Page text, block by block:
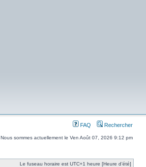
FAQ Rechercher
Nous sommes actuellement le Ven Août 07, 2026 9:12 pm
Le fuseau horaire est UTC+1 heure [Heure d’été]